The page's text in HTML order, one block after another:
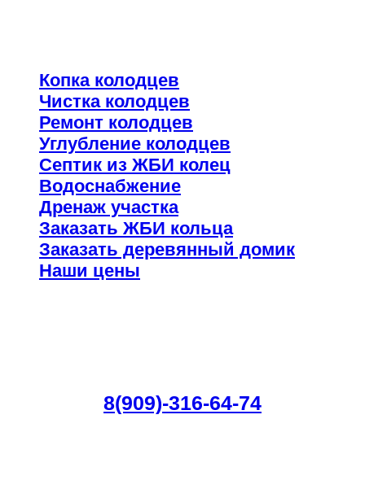
Копка колодцев
Чистка колодцев
Ремонт колодцев
Углубление колодцев
Септик из ЖБИ колец
Водоснабжение
Дренаж участка
Заказать ЖБИ кольца
Заказать деревянный домик
Наши цены
8(909)-316-64-74